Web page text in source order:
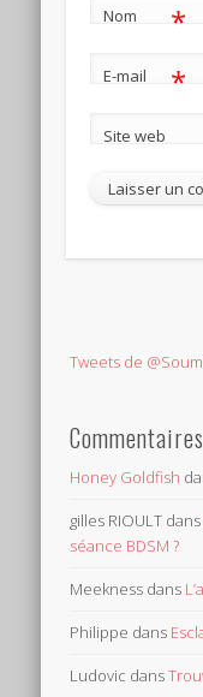
Nom *
E-mail *
Site web
Tweets de
Honey Goldfish
gilles RIOULT dans
séance BDSM ?
Meekness dans
Philippe dans
Ludovic dans